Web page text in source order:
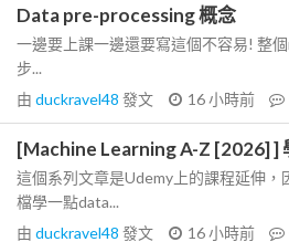
Data pre-processing 概念
一邊要上課一邊還要寫這個不容易! 整
步...
由 duckravel48 發文 16 小時前
[Machine Learning A-Z [2026] ]
這個系列文章是Udemy上的課程延伸，
檔學一點data...
由 duckravel48 發文 16 小時前